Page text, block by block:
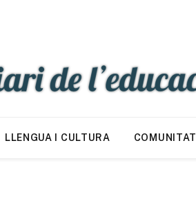
LLENGUA I CULTURA COMUNITAT